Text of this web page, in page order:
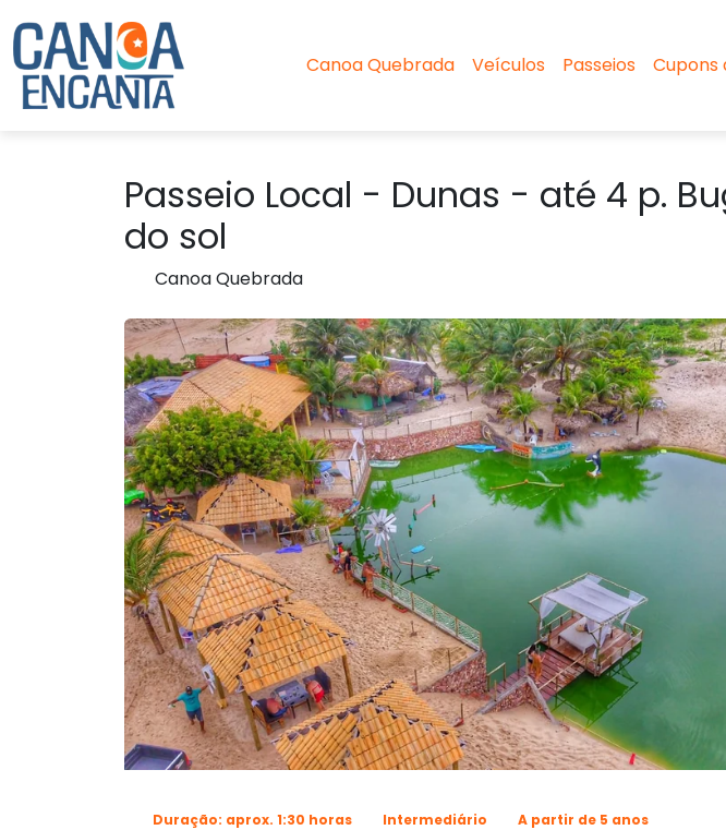
Canoa Quebrada Veículos Passeios Cupons
Passeio Local - Dunas - até 4 p.
do sol
Canoa Quebrada
Duração: aprox. 1:30 horas Intermediário A partir de 5 anos